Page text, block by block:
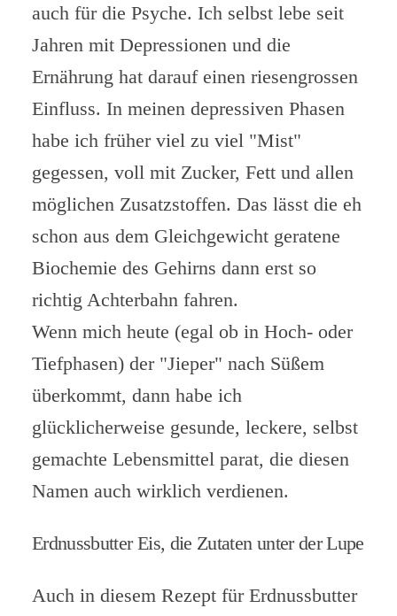
auch für die Psyche. Ich selbst lebe seit
Jahren mit Depressionen und die
Ernährung hat darauf einen riesengrossen
Einfluss. In meinen depressiven Phasen
habe ich früher viel zu viel "Mist"
gegessen, voll mit Zucker, Fett und allen
möglichen Zusatzstoffen. Das lässt die eh
schon aus dem Gleichgewicht geratene
Biochemie des Gehirns dann erst so
richtig Achterbahn fahren.
Wenn mich heute (egal ob in Hoch- oder
Tiefphasen) der "Jieper" nach Süßem
überkommt, dann habe ich
glücklicherweise gesunde, leckere, selbst
gemachte Lebensmittel parat, die diesen
Namen auch wirklich verdienen.
Erdnussbutter Eis, die Zutaten unter der Lupe
Auch in diesem Rezept für Erdnussbutter